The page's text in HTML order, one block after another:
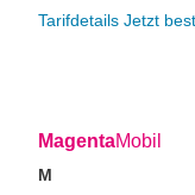
Tarifdetails Jetzt
MagentaMobil
M